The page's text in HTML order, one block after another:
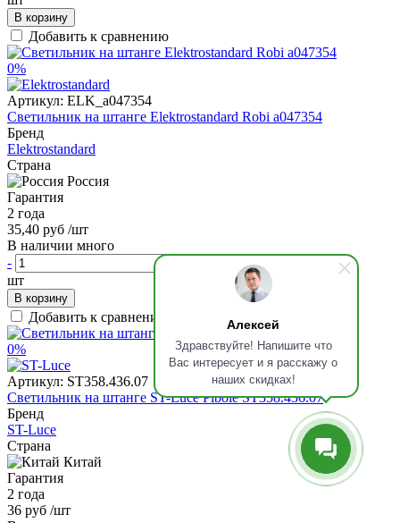
Алексей
Здравствуйте! Напишите что
Вас интересует и я расскажу о
наших скидках!
В корзину
Добавить к сравнению
0%
Артикул: ELK_a047354
Светильник на штанге Elektrostandard Robi a047354
Бренд
Elektrostandard
Страна
Россия
Гарантия
2 года
35,40 руб /шт
В наличии много
-
шт
В корзину
Добавить к сравнению
0%
Артикул: ST358.436.07
Светильник на штанге ST-Luce Pibole ST358.436.07
Бренд
ST-Luce
Страна
Китай
Гарантия
2 года
36 руб /шт